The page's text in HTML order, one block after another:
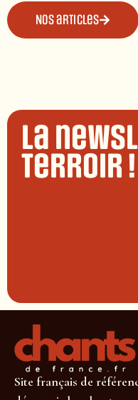
Nos articles
La
terroir !
Site français de